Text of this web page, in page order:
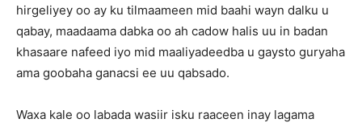
hirgeliyey oo ay ku tilmaameen mid baahi wayn dalku u
qabay, maadaama dabka oo ah cadow halis uu in badan
khasaare nafeed iyo mid maaliyadeedba u gaysto guryaha
ama goobaha ganacsi ee uu qabsado.
Waxa kale oo labada wasiir isku raaceen inay lagama